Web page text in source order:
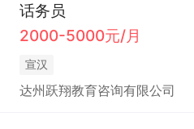
～欢迎求职者投递简历，获
高，更能让我充分了解你的
精彩的表现～
话务员
2000-5000元/月
宣汉
达州跃翔教育咨询有限公司